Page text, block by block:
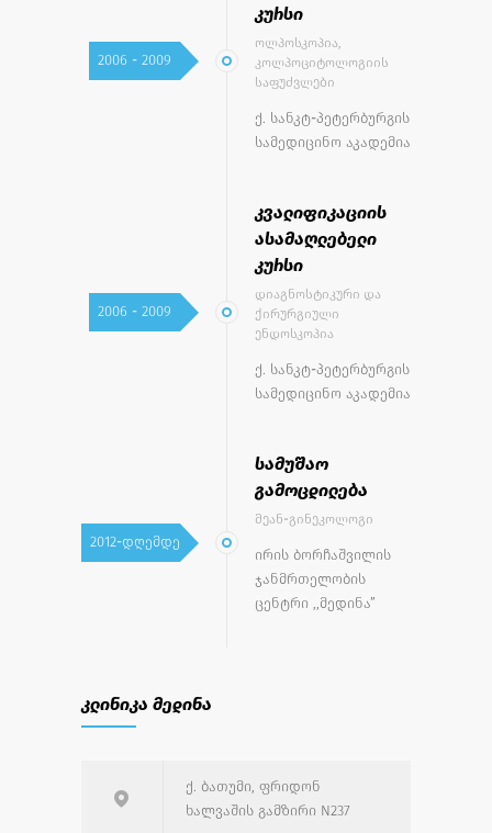
2006 - 2009
კურსი
ოლპოსკოპია,
კოლპოციტოლოგიის
საფუძვლები
ქ. სანკტ-პეტერბურგის
სამედიცინო აკადემია
2006 - 2009
კვალიფიკაციის
ასამაღლებელი
კურსი
დიაგნოსტიკური და
ქირურგიული
ენდოსკოპია
ქ. სანკტ-პეტერბურგის
სამედიცინო აკადემია
2012-დღემდე
სამუშაო
გამოცდილება
მეან-გინეკოლოგი
ირის ბორჩაშვილის
ჯანმრთელობის
ცენტრი ,,მედინა”
კლინიკა მედინა
ქ. ბათუმი, ფრიდონ
ხალვაშის გამზირი N237